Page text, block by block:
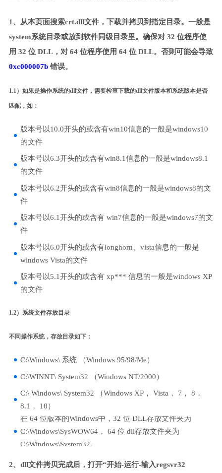
1、从本页面搜索crt.dll文件，下载并拷贝到指定目录。一般是
system系统目录或放到软件同级目录里。确保对 32 位程序使
用 32 位 DLL，对 64 位程序使用 64 位 DLL。否则可能会导致
0xc000007b错误。
1.1）如果是操作系统的dll文件，需要检查下载的dll文件版本和系统版本是否
匹配，如：
版本号以10.0开头的或含有win10信息的一般是windows10
的文件
版本号以6.3开头的或含有win8.1信息的一般是windows8.1
的文件
版本号以6.2开头的或含有win8信息的一般是windows8的文
件
版本号以6.1开头的或含有 win7信息的一般是windows7的文
件
版本号以6.0开头的或含有longhorn、vista信息的一般是
windows Vista的文件
版本号以5.1开头的或含有 xp*** 信息的一般是windows XP
的文件
1.2）系统文件存放目录
不同操作系统，存放目录如下：
C:\Windows\ 系统 （Windows 95/98/Me）
C:\WINNT\ System32 （Windows NT/2000）
C:\ Windows\ System32 （Windows XP， Vista， 7， 8，
8.1， 10）
在 64 位版本的Windows中，32 位 DLL存放文件夹为
C:\Windows\SysWOW64， 64 位 dll存放文件夹为
C:\Windows\System32。
2、dll文件拷贝完成后，打开“开始-运行-输入regsvr32